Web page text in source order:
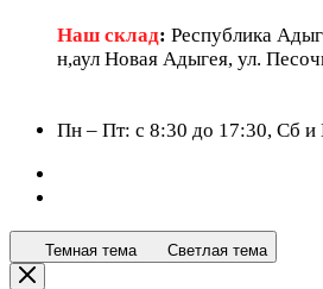
Наш склад: Республика
н,аул Новая Адыгея, ул.
Пн – Пт: c 8:30 до 17:30, Сб и
Темная тема Светлая тема